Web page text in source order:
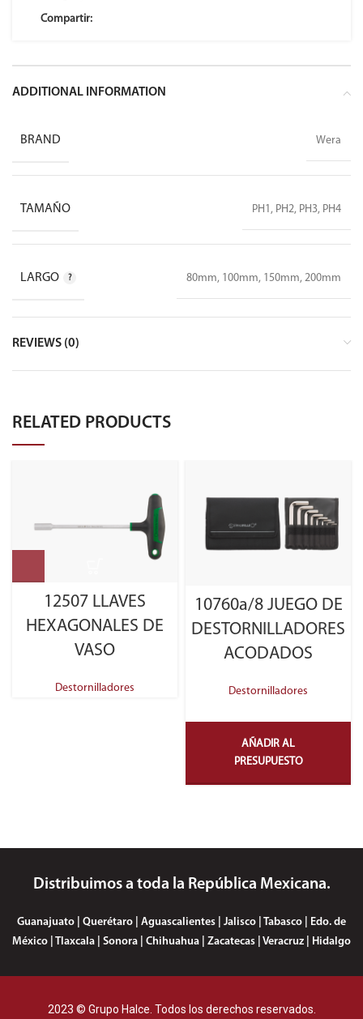
Compartir:
ADDITIONAL INFORMATION
BRAND Wera
TAMAÑO PH1, PH2, PH3, PH4
LARGO 80mm, 100mm, 150mm, 200mm
REVIEWS (0)
RELATED PRODUCTS
12507 LLAVES
HEXAGONALES DE
VASO
Destornilladores
10760a/8 JUEGO DE
DESTORNILLADORES
ACODADOS
Destornilladores
AÑADIR AL
PRESUPUESTO
Distribuimos a toda la República Mexicana.
Guanajuato | Querétaro | Aguascalientes | Jalisco | Tabasco | Edo. de
México | Tlaxcala | Sonora | Chihuahua | Zacatecas | Veracruz | Hidalgo
2023 © Grupo Halce. Todos los derechos reservados.